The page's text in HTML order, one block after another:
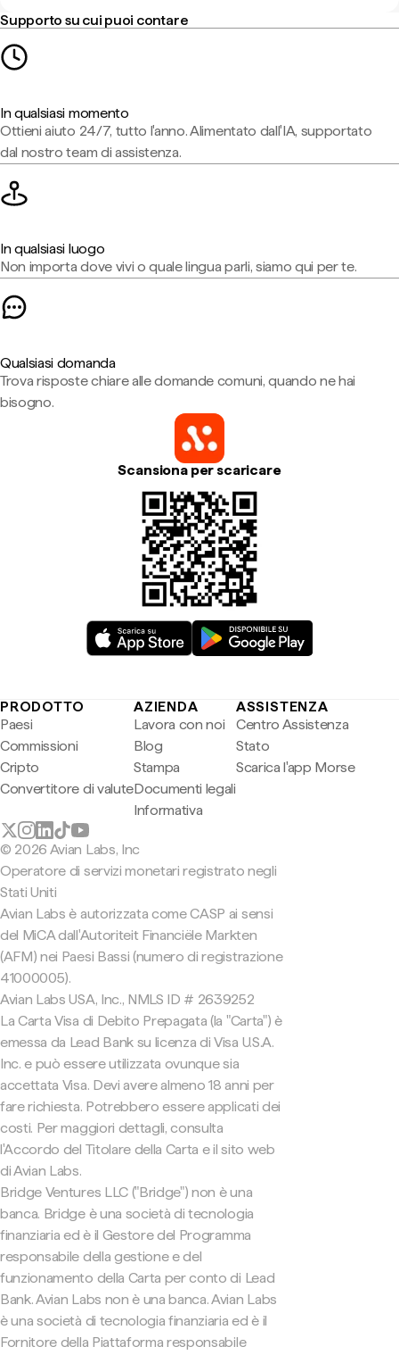
Supporto su cui puoi contare
In qualsiasi momento
Ottieni aiuto 24/7, tutto l'anno. Alimentato dall'IA, supportato
dal nostro team di assistenza.
In qualsiasi luogo
Non importa dove vivi o quale lingua parli, siamo qui per te.
Qualsiasi domanda
Trova risposte chiare alle domande comuni, quando ne hai
bisogno.
Scansiona per scaricare
PRODOTTO
Paesi
Commissioni
Cripto
Convertitore di valute
AZIENDA
Lavora con noi
Blog
Stampa
Documenti legali
Informativa
ASSISTENZA
Centro Assistenza
Stato
Scarica l'app Morse
© 2026 Avian Labs, Inc
Operatore di servizi monetari registrato negli
Stati Uniti
Avian Labs è autorizzata come CASP ai sensi
del MiCA dall'Autoriteit Financiële Markten
(AFM) nei Paesi Bassi (numero di registrazione
41000005).
Avian Labs USA, Inc., NMLS ID # 2639252
La Carta Visa di Debito Prepagata (la "Carta") è
emessa da Lead Bank su licenza di Visa U.S.A.
Inc. e può essere utilizzata ovunque sia
accettata Visa. Devi avere almeno 18 anni per
fare richiesta. Potrebbero essere applicati dei
costi. Per maggiori dettagli, consulta
l'Accordo del Titolare della Carta e il sito web
di Avian Labs.
Bridge Ventures LLC ("Bridge") non è una
banca. Bridge è una società di tecnologia
finanziaria ed è il Gestore del Programma
responsabile della gestione e del
funzionamento della Carta per conto di Lead
Bank. Avian Labs non è una banca. Avian Labs
è una società di tecnologia finanziaria ed è il
Fornitore della Piattaforma responsabile